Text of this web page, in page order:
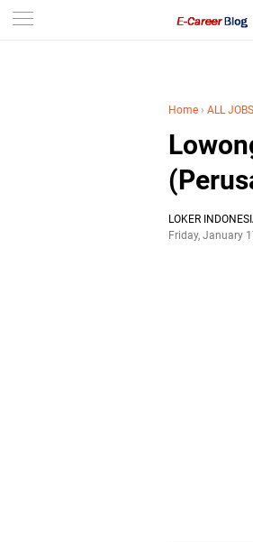
-->
Home › ALL JOBS
LOKER
Friday, January